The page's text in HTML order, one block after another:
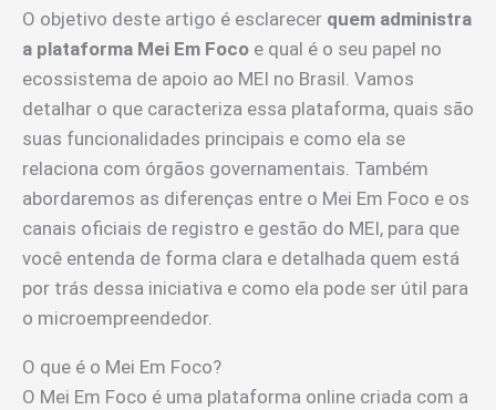
O objetivo deste artigo é esclarecer quem administra
a plataforma Mei Em Foco e qual é o seu papel no
ecossistema de apoio ao MEI no Brasil. Vamos
detalhar o que caracteriza essa plataforma, quais são
suas funcionalidades principais e como ela se
relaciona com órgãos governamentais. Também
abordaremos as diferenças entre o Mei Em Foco e os
canais oficiais de registro e gestão do MEI, para que
você entenda de forma clara e detalhada quem está
por trás dessa iniciativa e como ela pode ser útil para
o microempreendedor.
O que é o Mei Em Foco?
O Mei Em Foco é uma plataforma online criada com a